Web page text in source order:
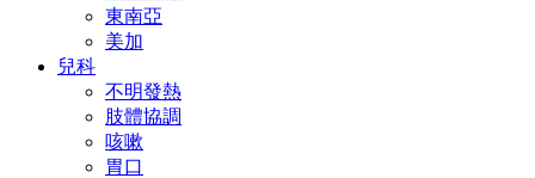
東南亞
美加
兒科
不明發熱
肢體協調
咳嗽
胃口